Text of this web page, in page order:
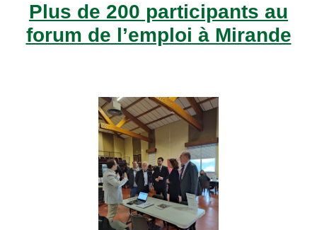
Plus de 200 participants au
forum de l’emploi à Mirande